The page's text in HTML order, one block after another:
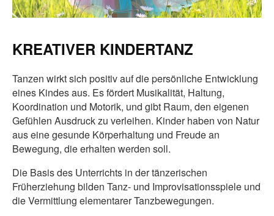
KREATIVER KINDERTANZ
Tanzen wirkt sich positiv auf die persönliche Entwicklung
eines Kindes aus. Es fördert Musikalität, Haltung,
Koordination und Motorik, und gibt Raum, den eigenen
Gefühlen Ausdruck zu verleihen. Kinder haben von Natur
aus eine gesunde Körperhaltung und Freude an
Bewegung, die erhalten werden soll.
Die Basis des Unterrichts in der tänzerischen
Früherziehung bilden Tanz- und Improvisationsspiele und
die Vermittlung elementarer Tanzbewegungen.